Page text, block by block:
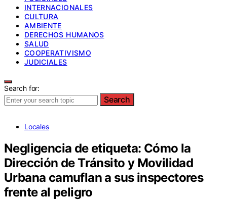
INTERNACIONALES
CULTURA
AMBIENTE
DERECHOS HUMANOS
SALUD
COOPERATIVISMO
JUDICIALES
Search for:
Search
Locales
Negligencia de etiqueta: Cómo la
Dirección de Tránsito y Movilidad
Urbana camuflan a sus inspectores
frente al peligro